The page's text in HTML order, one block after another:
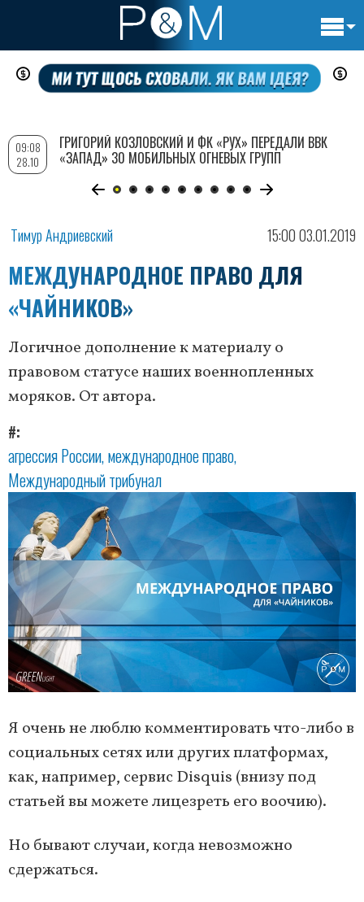
Перейти
содержанию
Тимур Андриевский 15:00 03.01.2019
МЕЖДУНАРОДНОЕ ПРАВО ДЛЯ
«ЧАЙНИКОВ»
Логичное дополнение к материалу о
правовом статусе наших военнопленных
моряков. От автора.
#
агрессия России международное право
Международный трибунал
Я очень не люблю комментировать что-либо в
социальных сетях или других платформах,
как, например, сервис Disquis (внизу под
статьей вы можете лицезреть его воочию).
Но бывают случаи, когда невозможно
сдержаться.
09:08
28.10
ГРИГОРИЙ КОЗЛОВСКИЙ И ФК «РУХ» ПЕРЕДАЛИ ВВК
«ЗАПАД» 30 МОБИЛЬНЫХ ОГНЕВЫХ ГРУПП